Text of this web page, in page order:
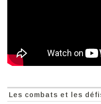
Les combats et les